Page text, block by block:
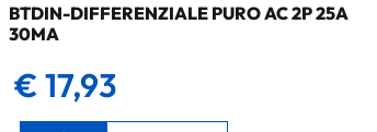
BTDIN-DIFFERENZIALE PURO AC 2P 25A
30MA
€ 17,93